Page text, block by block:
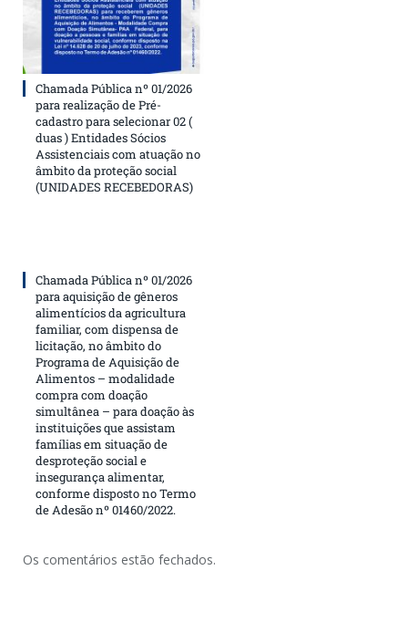
Chamada Pública nº 01/2026
para realização de Pré-
cadastro para selecionar 02 (
duas ) Entidades Sócios
Assistenciais com atuação no
âmbito da proteção social
(UNIDADES RECEBEDORAS)
Chamada Pública nº 01/2026
para aquisição de gêneros
alimentícios da agricultura
familiar, com dispensa de
licitação, no âmbito do
Programa de Aquisição de
Alimentos – modalidade
compra com doação
simultânea – para doação às
instituições que assistam
famílias em situação de
desproteção social e
insegurança alimentar,
conforme disposto no Termo
de Adesão nº 01460/2022.
Os comentários estão fechados.